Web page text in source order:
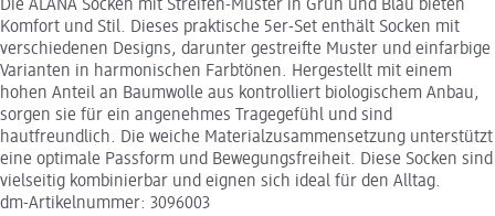
Die ALANA Socken mit Streifen-Muster in Grün und Blau bieten
Komfort und Stil. Dieses praktische 5er-Set enthält Socken mit
verschiedenen Designs, darunter gestreifte Muster und einfarbige
Varianten in harmonischen Farbtönen. Hergestellt mit einem
hohen Anteil an Baumwolle aus kontrolliert biologischem Anbau,
sorgen sie für ein angenehmes Tragegefühl und sind
hautfreundlich. Die weiche Materialzusammensetzung unterstützt
eine optimale Passform und Bewegungsfreiheit. Diese Socken sind
vielseitig kombinierbar und eignen sich ideal für den Alltag.
dm-Artikelnummer: 3096003